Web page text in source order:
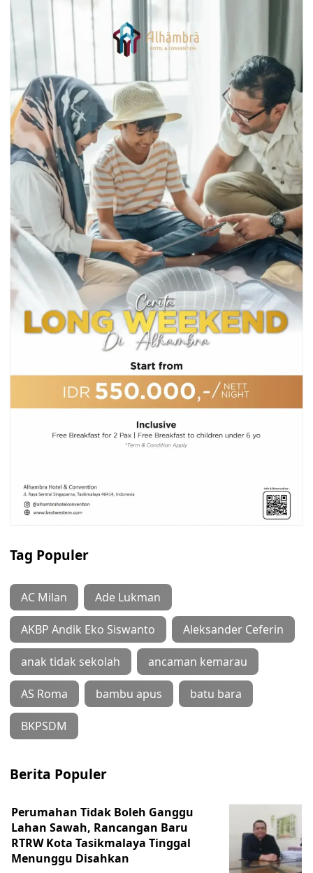
Tag Populer
AC Milan Ade Lukman
AKBP Andik Eko Siswanto Aleksander Ceferin
anak tidak sekolah ancaman kemarau
AS Roma bambu apus batu bara
BKPSDM
Berita Populer
Perumahan Tidak Boleh Ganggu
Lahan Sawah, Rancangan Baru
RTRW Kota Tasikmalaya Tinggal
Menunggu Disahkan